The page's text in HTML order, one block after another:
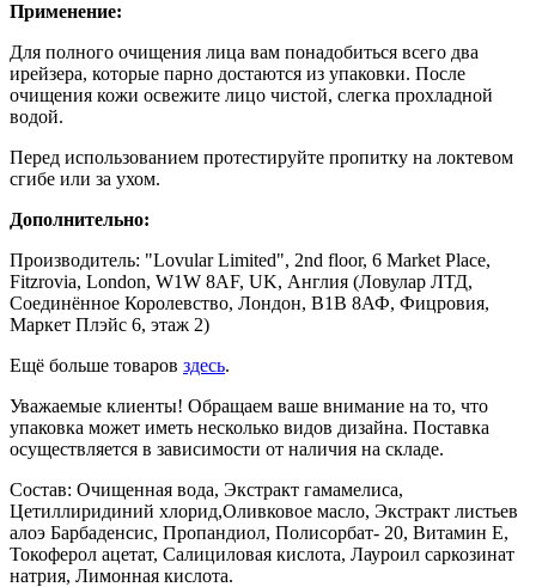
Применение:
Для полного очищения лица вам понадобиться всего два
ирейзера, которые парно достаются из упаковки. После
очищения кожи освежите лицо чистой, слегка прохладной
водой.
Перед использованием протестируйте пропитку на локтевом
сгибе или за ухом.
Дополнительно:
Производитель: "Lovular Limited", 2nd floor, 6 Market Place,
Fitzrovia, London, W1W 8AF, UK, Англия (Ловулар ЛТД,
Соединённое Королевство, Лондон, В1В 8АФ, Фицровия,
Маркет Плэйс 6, этаж 2)
Ещё больше товаров здесь.
Уважаемые клиенты! Обращаем ваше внимание на то, что
упаковка может иметь несколько видов дизайна. Поставка
осуществляется в зависимости от наличия на складе.
Состав: Очищенная вода, Экстракт гамамелиса,
Цетиллиридиний хлорид,Оливковое масло, Экстракт листьев
алоэ Барбаденсис, Пропандиол, Полисорбат- 20, Витамин Е,
Токоферол ацетат, Салициловая кислота, Лауроил саркозинат
натрия, Лимонная кислота.